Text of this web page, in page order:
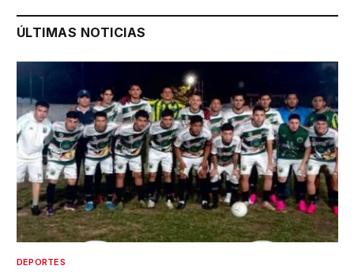
ÚLTIMAS NOTICIAS
DEPORTES